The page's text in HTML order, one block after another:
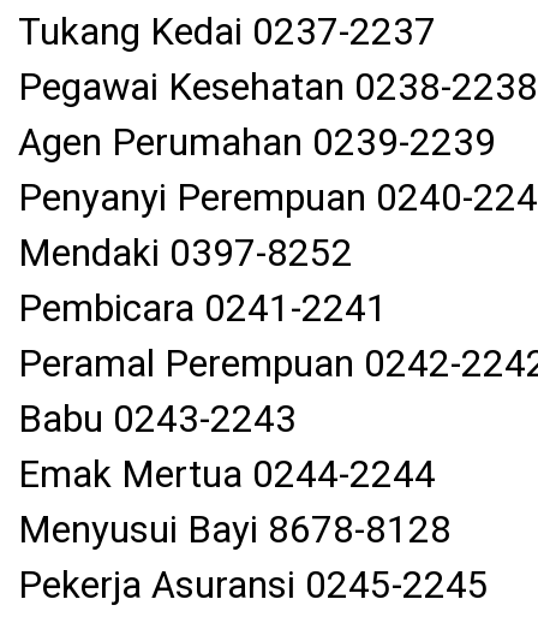
Tukang Kedai 0237-2237
Pegawai Kesehatan 0238-2238
Agen Perumahan 0239-2239
Penyanyi Perempuan 0240-
Mendaki 0397-8252
Pembicara 0241-2241
Peramal Perempuan 0242-
Babu 0243-2243
Emak Mertua 0244-2244
Menyusui Bayi 8678-8128
Pekerja Asuransi 0245-2245